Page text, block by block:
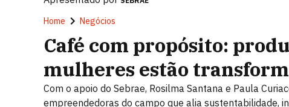
Home Negócios
Café com propósito:
mulheres estão
Com o apoio do Sebrae, Rosilma Santana e Paula
empreendedoras do campo que alia sustentabilidade,